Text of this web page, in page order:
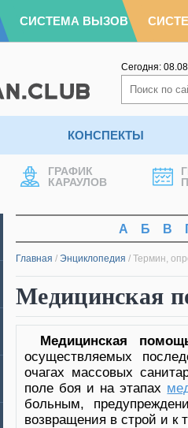
СИСТЕМА ВЫЗОВ
Сегодня:
КОНСПЕКТЫ
ГРАФИК
КАРАУЛОВ
А Б В
Главная / Энциклопедия / Термин,
Медицинская
Медицинская
осуществляемых
очагах массовых
поле боя и на этапах
больным,
возвращения в строй и к